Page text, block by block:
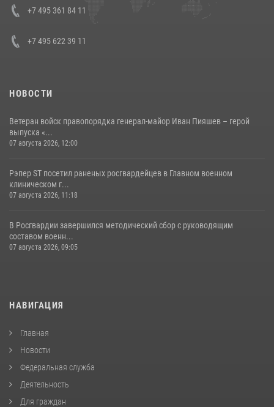
+7 495 361 84 11
+7 495 622 39 11
НОВОСТИ
Ветеран войск правопорядка генерал-майор Иван Пияшев – герой
выпуска «...
07 августа 2026, 12:00
Рэпер ST посетил раненых росгвардейцев в Главном военном
клиническом г...
07 августа 2026, 11:18
В Росгвардии завершился методический сбор с руководящим
составом военн...
07 августа 2026, 09:05
НАВИГАЦИЯ
Главная
Новости
Федеральная служба
Деятельность
Для граждан